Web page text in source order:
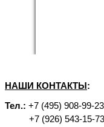
НАШИ КОНТАКТЫ:
Тел.: +7 (495) 908-99-23
+7 (926) 543-15-73